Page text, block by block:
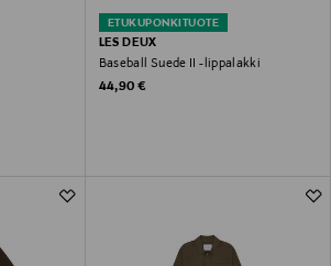
ETUKUPONKITUOTE
LES DEUX
Baseball Suede II -lippalakki
Original Price
44,90 €